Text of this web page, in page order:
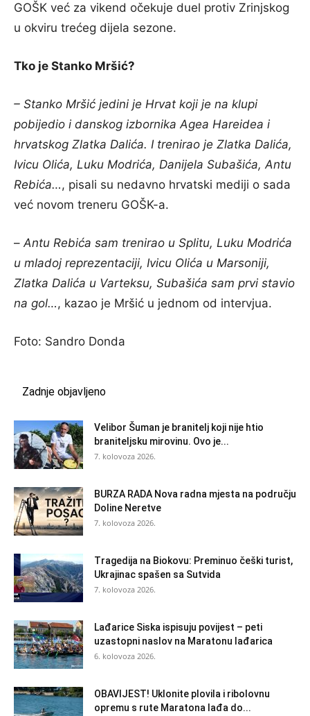
GOŠK već za vikend očekuje duel protiv Zrinjskog
u okviru trećeg dijela sezone.
Tko je Stanko Mršić?
– Stanko Mršić jedini je Hrvat koji je na klupi
pobijedio i danskog izbornika Agea Hareidea i
hrvatskog Zlatka Dalića. I trenirao je Zlatka Dalića,
Ivicu Olića, Luku Modrića, Danijela Subašića, Antu
Rebića…, pisali su nedavno hrvatski mediji o sada
već novom treneru GOŠK-a.
–Antu Rebića sam trenirao u Splitu, Luku Modrića
u mladoj reprezentaciji, Ivicu Olića u Marsoniji,
Zlatka Dalića u Varteksu, Subašića sam prvi stavio
na gol…, kazao je Mršić u jednom od intervjua.
Foto: Sandro Donda
Zadnje objavljeno
Velibor Šuman je branitelj koji nije htio
braniteljsku mirovinu. Ovo je...
7. kolovoza 2026.
BURZA RADA Nova radna mjesta na području
Doline Neretve
7. kolovoza 2026.
Tragedija na Biokovu: Preminuo češki turist,
Ukrajinac spašen sa Sutvida
7. kolovoza 2026.
Lađarice Siska ispisuju povijest – peti
uzastopni naslov na Maratonu lađarica
6. kolovoza 2026.
OBAVIJEST! Uklonite plovila i ribolovnu
opremu s rute Maratona lađa do...